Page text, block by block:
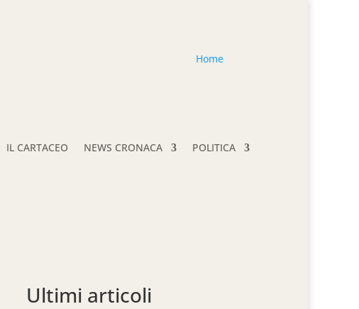
Home
IL CARTACEO NEWS CRONACA POLITICA
Ultimi articoli